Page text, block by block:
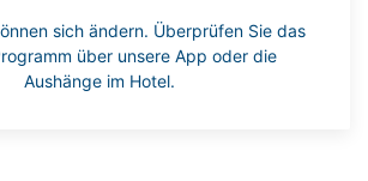
sich ändern. Überprüfen Sie das
über unsere App oder die
Aushänge im Hotel.